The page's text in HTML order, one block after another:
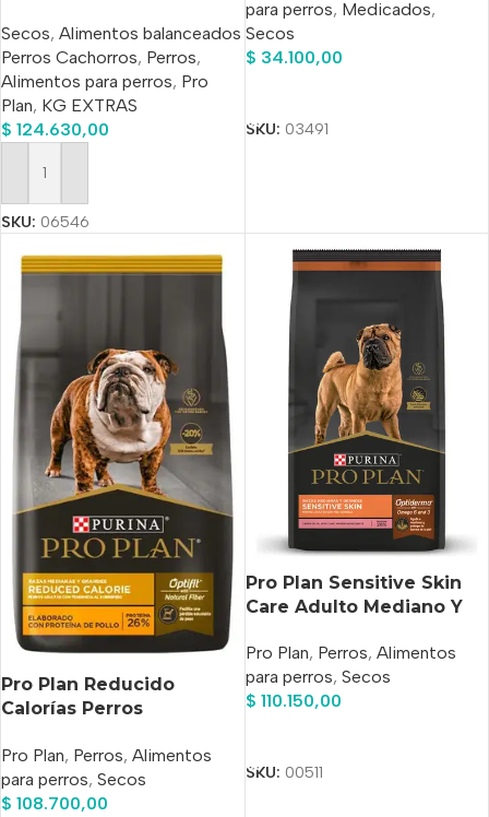
Secos, Alimentos balanceados
Perros Cachorros, Perros,
Alimentos para perros, Pro
Plan, KG EXTRAS
$ 124.630,00
Añadir Al Carrito
SKU: 06546
para perros, Medicados,
Secos
$ 34.100,00
SKU: 03491
Pro Plan Reducido
Calorías Perros
Kg
Pro Plan, Perros, Alimentos
para perros, Secos
$ 108.700,00
Pro Plan Sensitive Skin
Care Adulto Mediano Y
Pro Plan, Perros, Alimentos
para perros, Secos
$ 110.150,00
SKU: 00511